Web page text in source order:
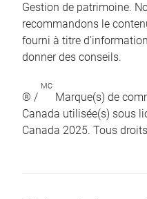
Gestion de patrimoine.
recommandons le
fourni à titre
donner des conseils.
® /
MC
Marque(s) de
Canada utilisée(s) sous
Canada 2025. Tous